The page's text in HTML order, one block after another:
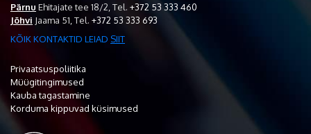
Pärnu Ehitajate tee 18/2, Tel. +372 53 333 460
Jõhvi Jaama 51, Tel. +372 53 333 693
KÕIK KONTAKTID LEIAD SIIT
Privaatsuspoliitika
Müügitingimused
Kauba tagastamine
Korduma kippuvad küsimused